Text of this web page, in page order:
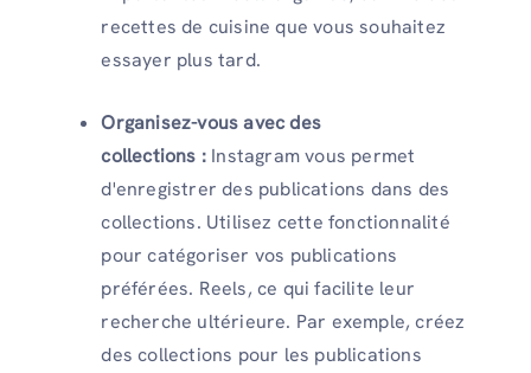
recettes de cuisine que vous souhaitez
essayer plus tard.
Organisez-vous avec des
collections : Instagram vous permet
d'enregistrer des publications dans des
collections. Utilisez cette fonctionnalité
pour catégoriser vos publications
préférées. Reels, ce qui facilite leur
recherche ultérieure. Par exemple, créez
des collections pour les publications